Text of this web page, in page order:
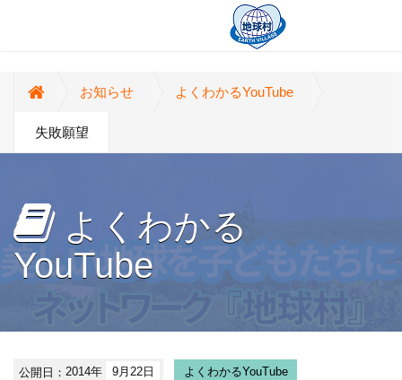
お知らせ よくわかるYouTube
失敗願望
よくわかる
YouTube
公開日：2014年 9月22日 よくわかるYouTube